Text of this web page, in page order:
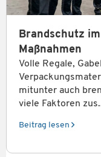
Brandschutz
Maßnahmen
Volle Regale,
mitunter auch
viele Faktoren
Beitrag lesen